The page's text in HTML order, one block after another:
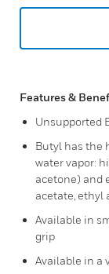
Features &
Unsupported
Butyl has the
water vapor:
acetone) and
acetate, ethyl
Available in
grip
Available in a